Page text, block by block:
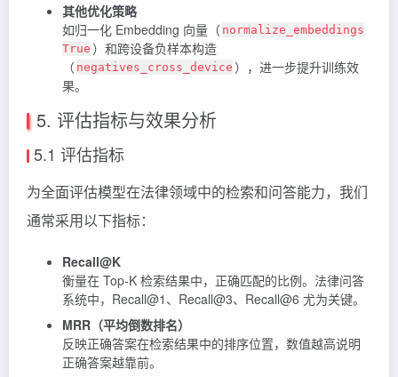
其他优化策略
如归一化 Embedding 向量（ normalize_embeddings
True ）和跨设备负样本构造
（ negatives_cross_device ），进一步提升训练效
果。
5. 评估指标与效果分析
5.1 评估指标
为全面评估模型在法律领域中的检索和问答能力，我们
通常采用以下指标：
Recall@K
衡量在 Top-K 检索结果中，正确匹配的比例。法律问答
系统中，Recall@1、Recall@3、Recall@6 尤为关键。
MRR（平均倒数排名）
反映正确答案在检索结果中的排序位置，数值越高说明
正确答案越靠前。